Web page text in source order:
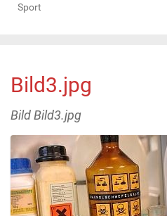
Sport
Bild3.jpg
Bild Bild3.jpg